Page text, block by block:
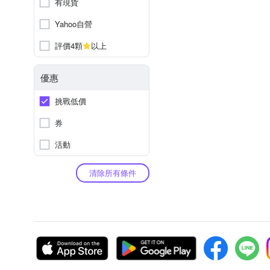
Yahoo自營
評價4顆
以上
優惠
挑戰低價
券
活動
清除所有條件